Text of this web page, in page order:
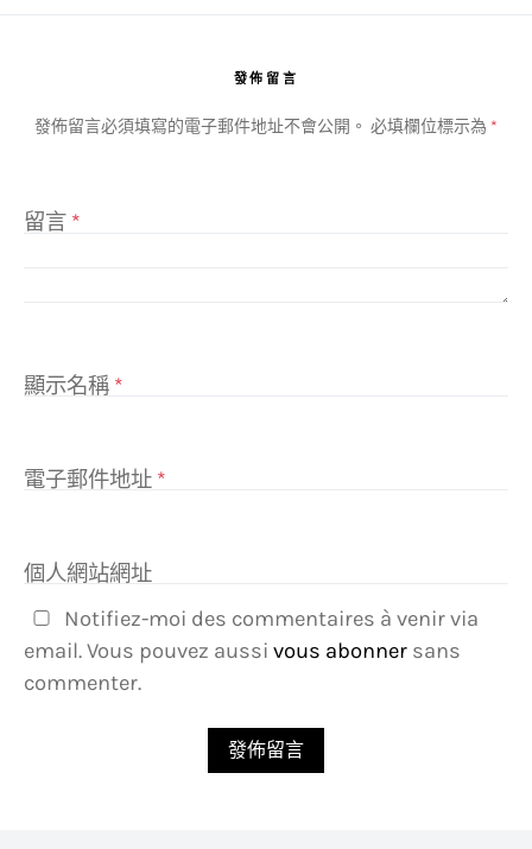
發佈留言
發佈留言必須填寫的電子郵件地址不會公開。 必填欄位標示為 *
留言 *
顯示名稱 *
電子郵件地址 *
個人網站網址
Notifiez-moi des commentaires à venir via
email. Vous pouvez aussi vous abonner sans
commenter.